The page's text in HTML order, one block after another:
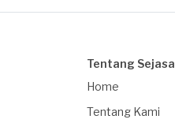
Tentang Sejasa
Home
Tentang Kami